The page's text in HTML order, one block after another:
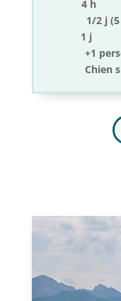
4
1/2 j
1
+1